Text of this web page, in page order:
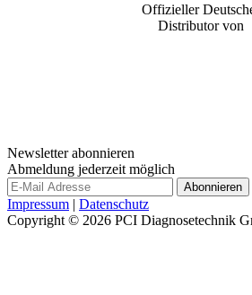
Offizieller
Distributor von
Newsletter abonnieren
Abmeldung jederzeit möglich
Impressum | Datenschutz
Copyright © 2026 PCI Diagnosetechnik